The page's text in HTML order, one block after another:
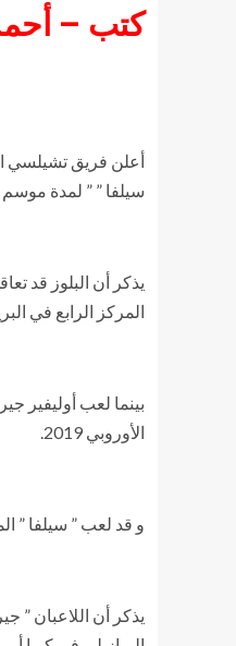
كتب –
سيلفا ” ” لمدة موسم
المركز الرابع في البريميرليج و
الأوروبي 2019.
و قد لعب ” سيلفا ” المدافع البرازيلي صاحب ال 36 عاماً لتشيلسي 34